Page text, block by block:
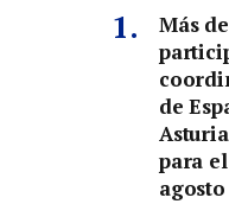
Más
de
para
agosto